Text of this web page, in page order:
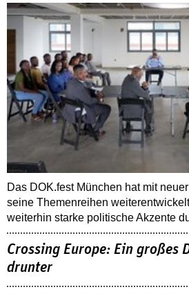
Das DOK.fest München hat mit
seine Themenreihen
weiterhin starke politische Akzente
Crossing Europe: Ein großes
drunter